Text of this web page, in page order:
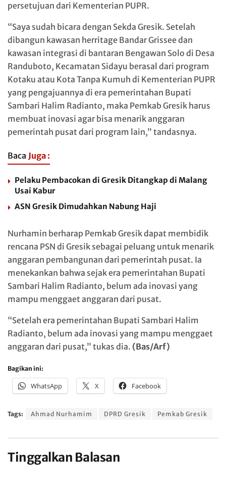
persetujuan dari Kementerian PUPR.
“Saya sudah bicara dengan Sekda Gresik. Setelah
dibangun kawasan herritage Bandar Grissee dan
kawasan integrasi di bantaran Bengawan Solo di Desa
Randuboto, Kecamatan Sidayu berasal dari program
Kotaku atau Kota Tanpa Kumuh di Kementerian PUPR
yang pengajuannya di era pemerintahan Bupati
Sambari Halim Radianto, maka Pemkab Gresik harus
membuat inovasi agar bisa menarik anggaran
pemerintah pusat dari program lain,” tandasnya.
Baca Juga :
Pelaku Pembacokan di Gresik Ditangkap di Malang
Usai Kabur
ASN Gresik Dimudahkan Nabung Haji
Nurhamin berharap Pemkab Gresik dapat membidik
rencana PSN di Gresik sebagai peluang untuk menarik
anggaran pembangunan dari pemerintah pusat. Ia
menekankan bahwa sejak era pemerintahan Bupati
Sambari Halim Radianto, belum ada inovasi yang
mampu menggaet anggaran dari pusat.
“Setelah era pemerintahan Bupati Sambari Halim
Radianto, belum ada inovasi yang mampu menggaet
anggaran dari pusat,” tukas dia. (Bas/Arf)
Bagikan ini:
WhatsApp X Facebook
Tags: Ahmad Nurhamim DPRD Gresik Pemkab Gresik
Tinggalkan Balasan